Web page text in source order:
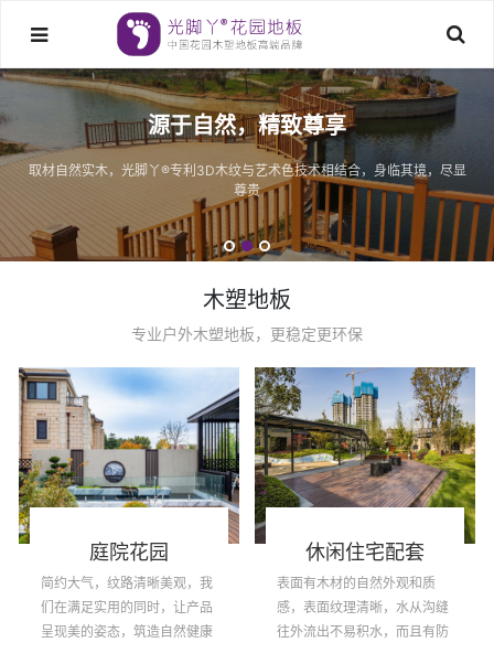
源于自然，精致尊享
取材自然实木，光脚丫®专利3D木纹与艺术色技术相结合，身临其境，尽显
尊贵
木塑地板
专业户外木塑地板，更稳定更环保
休闲住宅配套
表面有木材的自然外观和质
感，表面纹理清晰，水从沟缝
往外流出不易积水，而且有防
景区栈道
表面为磨砂纹表面，简约的外
观造型给建筑外立面以素雅、
干净、简洁的感觉，和周围环